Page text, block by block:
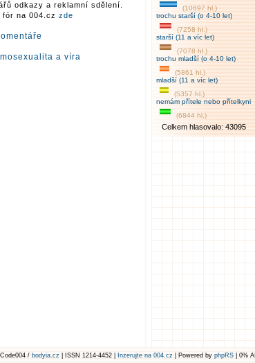
odkazy a reklamní sdělení.
na 004.cz zde
a víra
(10697 hl.)
trochu starší (o 4-10 let)
(7258 hl.)
starší (11 a víc let)
(7078 hl.)
trochu mladší (o 4-10 let)
(5861 hl.)
mladší (11 a víc let)
(5357 hl.)
nemám přítele nebo přítelkyni
(6844 hl.)
Celkem hlasovalo: 43095
/ bodyia.cz | ISSN 1214-4452 | Inzerujte na 004.cz | Powered by phpRS | 0% AI